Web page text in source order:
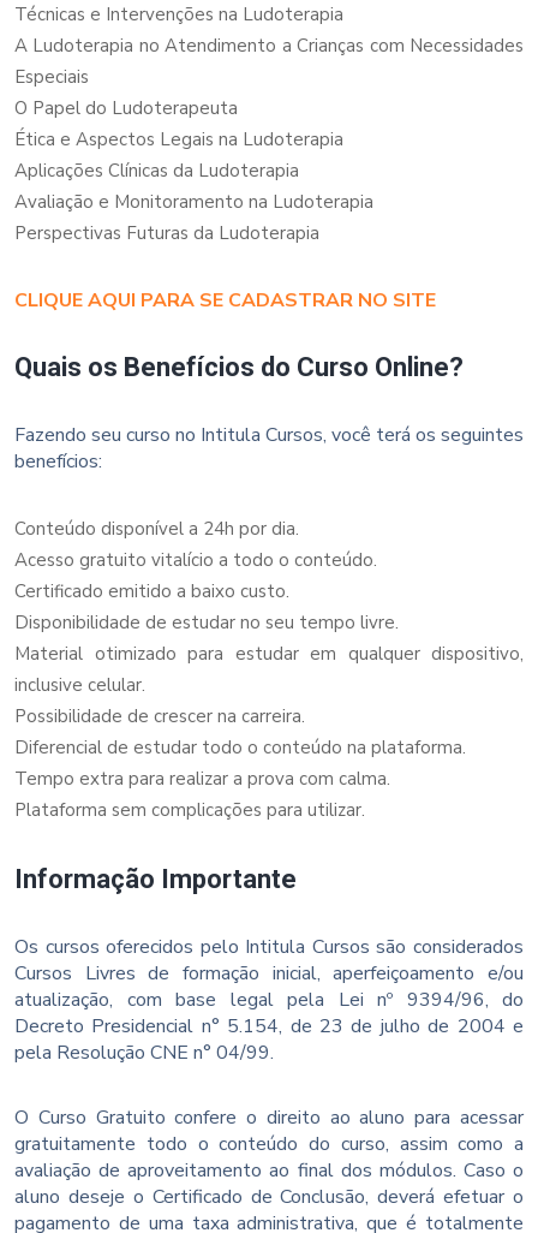
Técnicas e Intervenções na Ludoterapia
A Ludoterapia no Atendimento a Crianças com Necessidades
Especiais
O Papel do Ludoterapeuta
Ética e Aspectos Legais na Ludoterapia
Aplicações Clínicas da Ludoterapia
Avaliação e Monitoramento na Ludoterapia
Perspectivas Futuras da Ludoterapia
CLIQUE AQUI PARA SE CADASTRAR NO SITE
Quais os Benefícios do Curso Online?
Fazendo seu curso no Intitula Cursos, você terá os seguintes
benefícios:
Conteúdo disponível a 24h por dia.
Acesso gratuito vitalício a todo o conteúdo.
Certificado emitido a baixo custo.
Disponibilidade de estudar no seu tempo livre.
Material otimizado para estudar em qualquer dispositivo,
inclusive celular.
Possibilidade de crescer na carreira.
Diferencial de estudar todo o conteúdo na plataforma.
Tempo extra para realizar a prova com calma.
Plataforma sem complicações para utilizar.
Informação Importante
Os cursos oferecidos pelo Intitula Cursos são considerados
Cursos Livres de formação inicial, aperfeiçoamento e/ou
atualização, com base legal pela Lei nº 9394/96, do
Decreto Presidencial n° 5.154, de 23 de julho de 2004 e
pela Resolução CNE n° 04/99.
O Curso Gratuito confere o direito ao aluno para acessar
gratuitamente todo o conteúdo do curso, assim como a
avaliação de aproveitamento ao final dos módulos. Caso o
aluno deseje o Certificado de Conclusão, deverá efetuar o
pagamento de uma taxa administrativa, que é totalmente